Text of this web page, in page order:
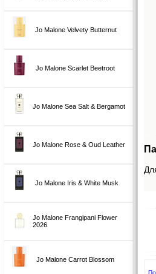
Jo Malone Velvety Butternut
Jo Malone Scarlet Beetroot
Jo Malone Sea Salt & Bergamot
Jo Malone Rose & Oud Leather
Jo Malone Iris & White Musk
Jo Malone Frangipani Flower
2026
Jo Malone Carrot Blossom